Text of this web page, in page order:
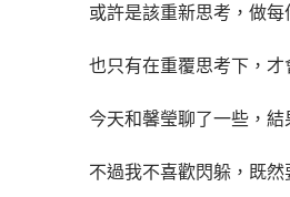
或許是該重新思考，做每
也只有在重覆思考下，才
今天和馨瑩聊了一些，
不過我不喜歡閃躲，既